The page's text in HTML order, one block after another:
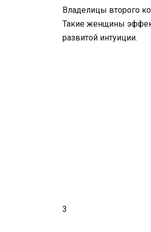
Владелицы второго
Такие женщины
развитой интуиции.
3